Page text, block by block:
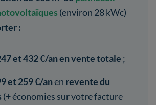
(environ 28 kWc)
:
et 432 €/an en vente totale ;
et 259 €/anen revente du
(+ économies sur votre facture